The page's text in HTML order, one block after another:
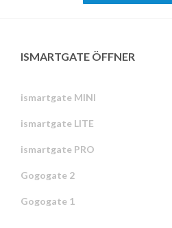
ISMARTGATE ÖFFNER
ismartgate MINI
ismartgate LITE
ismartgate PRO
Gogogate 2
Gogogate 1